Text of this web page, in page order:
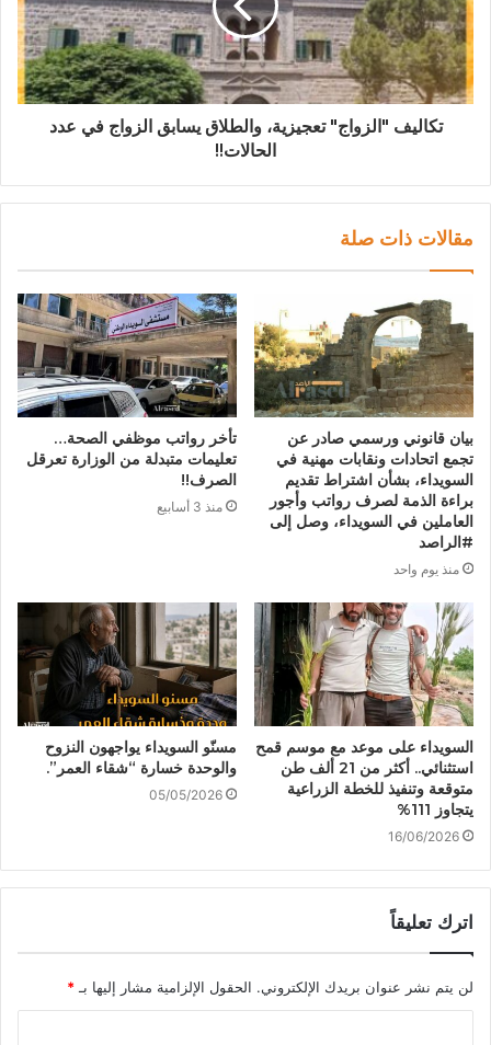
تكاليف "الزواج" تعجيزية، والطلاق يسابق الزواج في عدد
الحالات!!
مقالات ذات صلة
بيان قانوني ورسمي صادر عن
تجمع اتحادات ونقابات مهنية في
السويداء، بشأن اشتراط تقديم
براءة الذمة لصرف رواتب وأجور
العاملين في السويداء، وصل إلى
#الراصد
منذ يوم واحد
تأخر رواتب موظفي الصحة…
تعليمات متبدلة من الوزارة تعرقل
الصرف!!
منذ 3 أسابيع
السويداء على موعد مع موسم قمح
استثنائي.. أكثر من 21 ألف طن
متوقعة وتنفيذ للخطة الزراعية
يتجاوز 111%
16/06/2026
مسنّو السويداء يواجهون النزوح
والوحدة خسارة “شقاء العمر”.
05/05/2026
اترك تعليقاً
لن يتم نشر عنوان بريدك الإلكتروني. الحقول الإلزامية مشار إليها بـ *